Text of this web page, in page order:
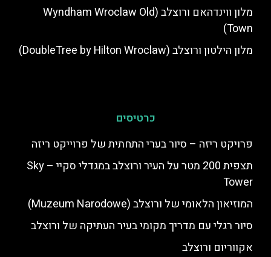
מלון ווינדהאם ורוצלב (Wyndham Wroclaw Old
Town)
מלון הילטון ורוצלב (DoubleTree by Hilton Wroclaw)
כרטיסים
פרויקט ריזה – סיור בערי התחתית של פרוייקט ריזה
תצפית 200 מטר על העיר ורוצלב במגדלי סקיי – Sky
Tower
המוזיאון הלאומי של ורוצלב (Muzeum Narodowe)
סיור רגלי עם מדריך מקומי בעיר העתיקה של ורוצלב
אקווריום ורוצלב